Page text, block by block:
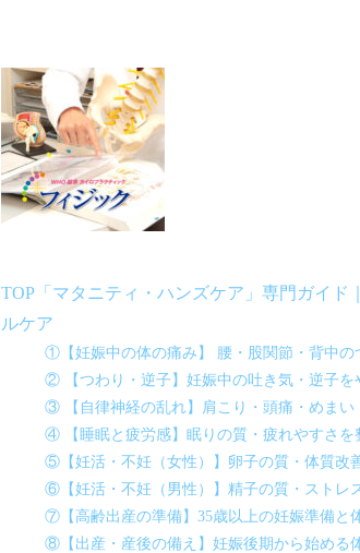
TOP「マタニティ・ハンズケア」専門ガイ
ルケア
①【妊娠中の体の痛み】 腰・股関節・背中
② 【つわり・逆子】妊娠中の吐き気・逆子を
③ 【自律神経の乱れ】肩こり・頭痛・めま
④ 【睡眠と疲労感】眠りの質・疲れやすさを
⑤【妊活・不妊（女性）】卵子の質・体質改
⑥【妊活・不妊（男性）】精子の質・ストレ
⑦【高齢出産の準備】35歳以上の妊娠準備と
⑧【出産・産後の備え】妊娠後期から始める